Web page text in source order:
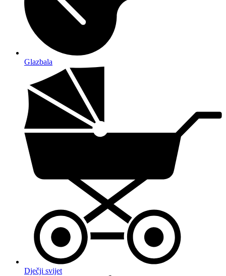
Glazbala
Dječji svijet